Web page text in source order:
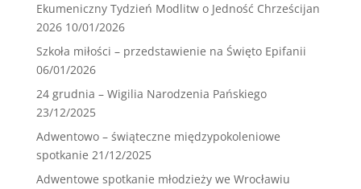
Ekumeniczny Tydzień Modlitw o Jedność Chrześcijan
2026 10/01/2026
Szkoła miłości – przedstawienie na Święto Epifanii
06/01/2026
24 grudnia – Wigilia Narodzenia Pańskiego
23/12/2025
Adwentowo – świąteczne międzypokoleniowe
spotkanie 21/12/2025
Adwentowe spotkanie młodzieży we Wrocławiu